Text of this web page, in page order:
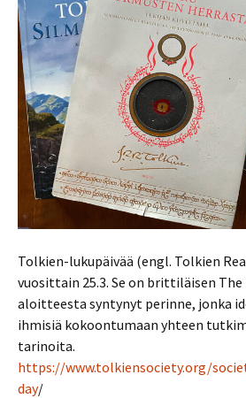
Tolkien-lukupäivää (engl. Tolkien
vuosittain 25.3. Se on brittiläisen
aloitteesta syntynyt perinne, jonka
ihmisiä kokoontumaan yhteen
tarinoita.
https://www.tolkiensociety.org/
day/